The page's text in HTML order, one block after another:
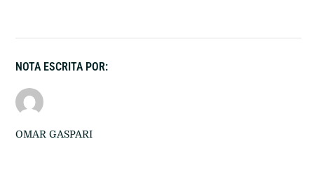
NOTA ESCRITA POR:
OMAR GASPARI